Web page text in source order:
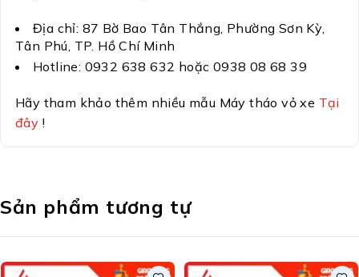
Địa chỉ: 87 Bờ Bao Tân Thắng, Phường Sơn Kỳ,
Tân Phú, TP. Hồ Chí Minh
Hotline: 0932 638 632 hoặc 0938 08 68 39
Hãy tham khảo thêm nhiều mẫu Máy tháo vỏ xe Tại
đây !
Sản phẩm tương tự